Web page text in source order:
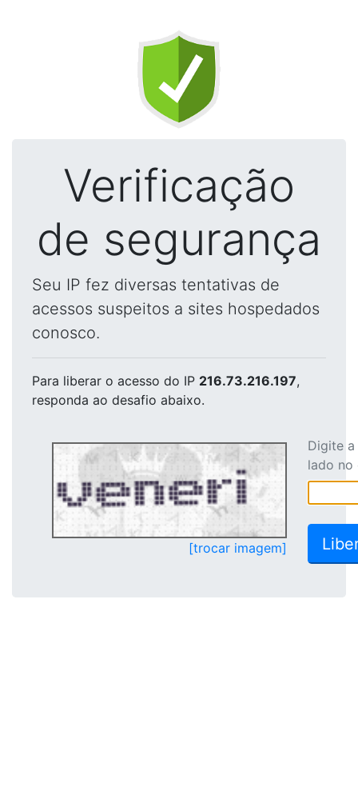
Verificação
de segurança
Seu IP fez diversas tentativas de
acessos suspeitos a sites hospedados
conosco.
Para liberar o acesso do IP 216.73.216.197,
responda ao desafio abaixo.
[trocar imagem]
Digite
lado no